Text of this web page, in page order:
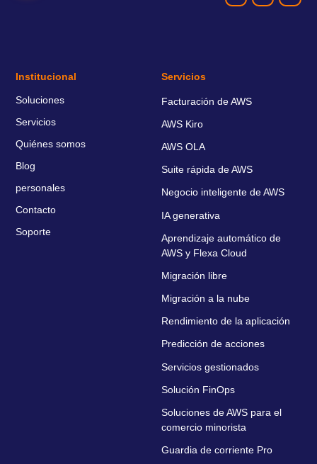
Institucional
Soluciones
Servicios
Quiénes somos
Blog
personales
Contacto
Soporte
Servicios
Facturación de AWS
AWS Kiro
AWS OLA
Suite rápida de AWS
Negocio inteligente de AWS
IA generativa
Aprendizaje automático de
AWS y Flexa Cloud
Migración libre
Migración a la nube
Rendimiento de la aplicación
Predicción de acciones
Servicios gestionados
Solución FinOps
Soluciones de AWS para el
comercio minorista
Guardia de corriente Pro